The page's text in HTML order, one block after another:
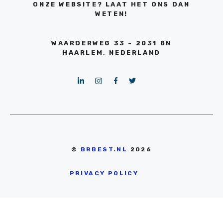
ONZE WEBSITE? LAAT HET ONS DAN
WETEN!
WAARDERWEG 33 - 2031 BN
HAARLEM, NEDERLAND
© BRBEST.NL 2026
PRIVACY POLICY